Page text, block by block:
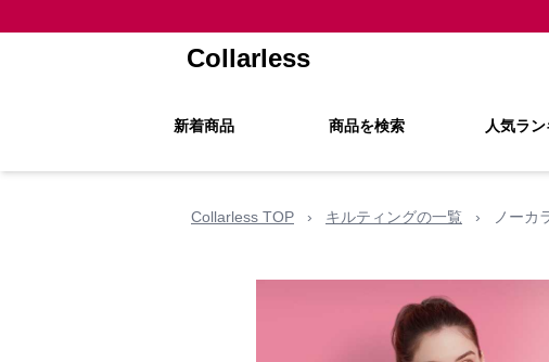
Collarless
新着商品 商品を検索 人気ラ
Collarless TOP › キルティングの一覧 › ノーカ